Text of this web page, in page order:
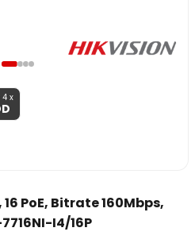
x
16 PoE, Bitrate 160Mbps,
I4/16P